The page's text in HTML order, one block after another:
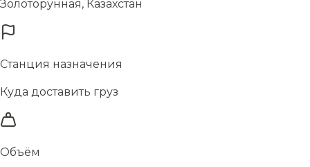
Золоторунная, Казахстан
Станция назначения
Куда доставить груз
Объём